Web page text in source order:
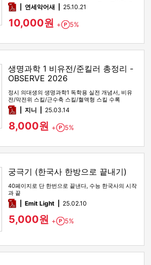
세한 해설
pdf연세악어새 25.10.21
10,000원 + Point
5%
생명과학 1 비유전/준킬러 총정리 -
OBSERVE 2026
정시 의대생의 생명과학1 독학용 실전 개념서, 비유
전/막전위 스킬/근수축 스킬/혈액형 스킬 수록
pdf지니 25.03.14
8,000원 + Point
5%
궁극기 (한국사 한방으로 끝내기)
40페이지로 단 한번으로 끝낸다, 수능 한국사의 시작
과 끝
pdfEmit Light 25.02.10
5,000원 + Point
5%